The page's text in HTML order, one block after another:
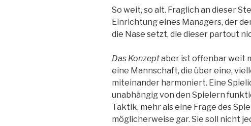
So weit, so alt. Fraglich an dieser
Einrichtung eines Managers, der
die Nase setzt, die dieser partout
Das Konzeptaber ist offenbar weit
eine Mannschaft, die über eine,
miteinander harmoniert. Eine
unabhängig von den Spielern
Taktik, mehr als eine Frage des
möglicherweise gar. Sie soll nicht